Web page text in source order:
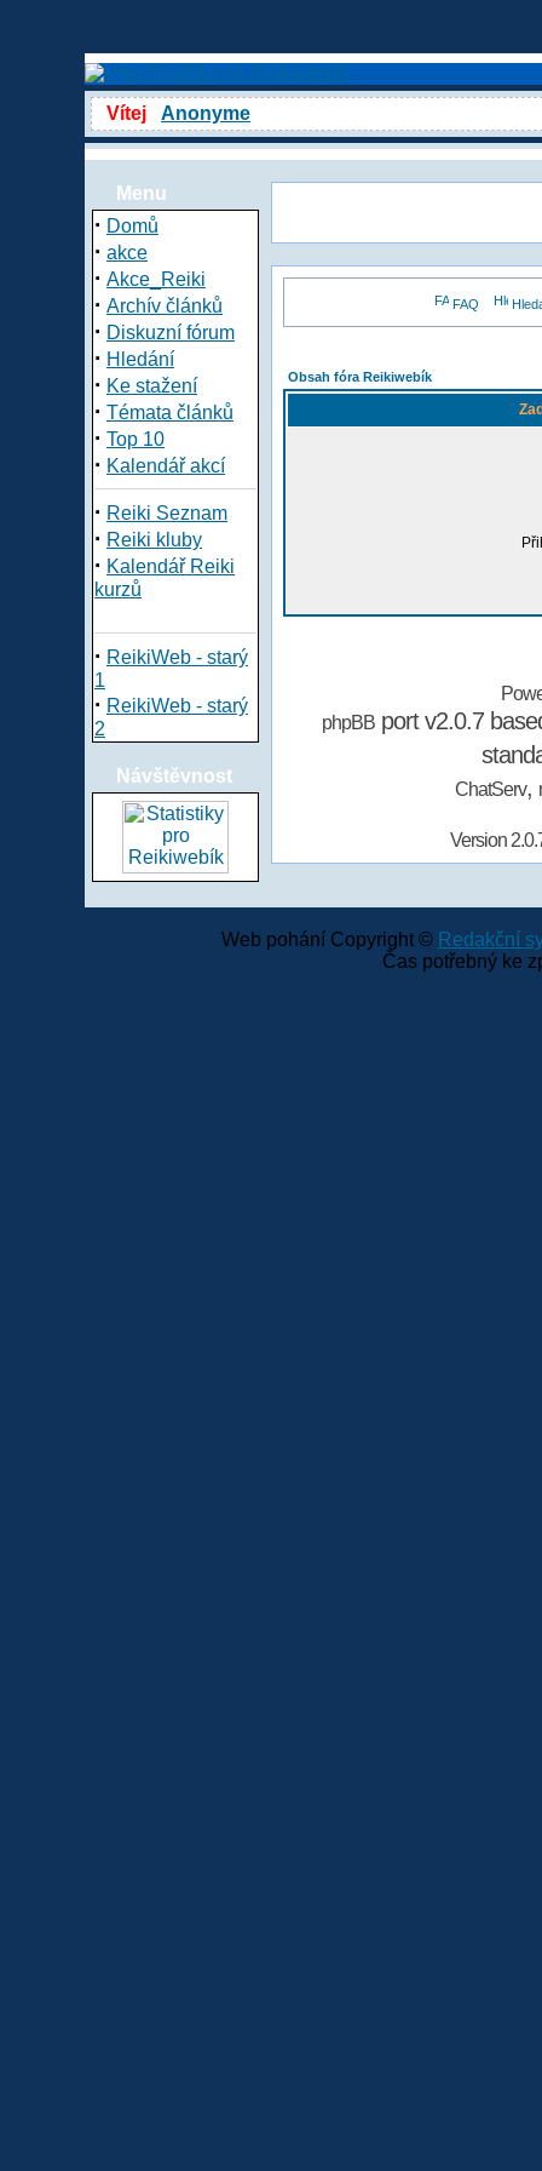
Vítej Anonyme
Menu
· Domů
· akce
· Akce_Reiki
· Archív článků
· Diskuzní fórum
· Hledání
· Ke stažení
· Témata článků
· Top 10
· Kalendář akcí
· Reiki Seznam
· Reiki kluby
· Kalendář Reiki
kurzů
· ReikiWeb - starý
1
· ReikiWeb - starý
2
Návštěvnost
FAQ
Obsah fóra Reikiwebík
phpBBport v2.0.7
ChatServ,
Version
Web pohání Copyright © Redakční
Čas potřebný ke